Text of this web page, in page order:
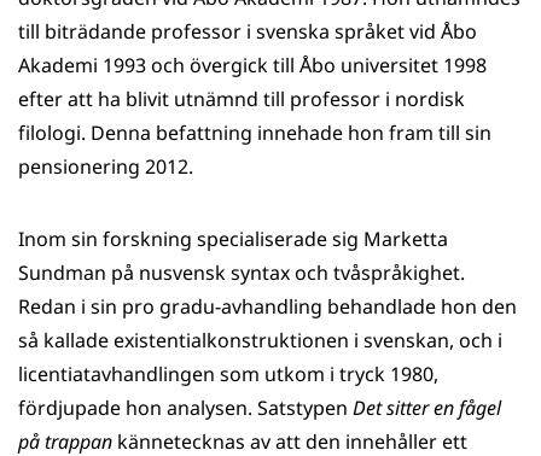
till biträdande professor i svenska språket vid Åbo
Akademi 1993 och övergick till Åbo universitet 1998
efter att ha blivit utnämnd till professor i nordisk
filologi. Denna befattning innehade hon fram till sin
pensionering 2012.
Inom sin forskning specialiserade sig Marketta
Sundman på nusvensk syntax och tvåspråkighet.
Redan i sin pro gradu-avhandling behandlade hon den
så kallade existentialkonstruktionen i svenskan, och i
licentiatavhandlingen som utkom i tryck 1980,
fördjupade hon analysen. Satstypen Det sitter en fågel
på trappan kännetecknas av att den innehåller ett